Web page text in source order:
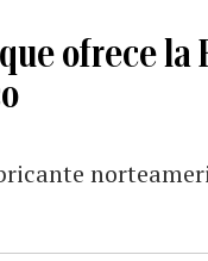
ofrece